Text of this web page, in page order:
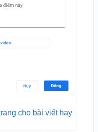
cho bài viết hay